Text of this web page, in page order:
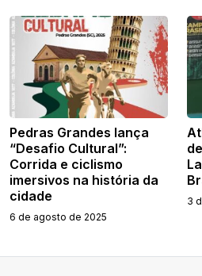
Pedras Grandes lança
“Desafio Cultural”:
Corrida e ciclismo
imersivos na história da
cidade
6 de agosto de 2025
3